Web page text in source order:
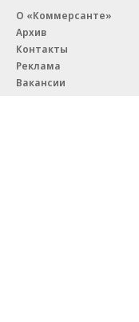
О «Коммерсанте»
Архив
Контакты
Реклама
Вакансии